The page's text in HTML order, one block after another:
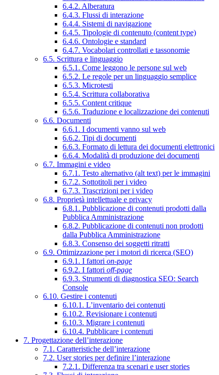
6.4.2. Alberatura
6.4.3. Flussi di interazione
6.4.4. Sistemi di navigazione
6.4.5. Tipologie di contenuto (content type)
6.4.6. Ontologie e standard
6.4.7. Vocabolari controllati e tassonomie
6.5. Scrittura e linguaggio
6.5.1. Come leggono le persone sul web
6.5.2. Le regole per un linguaggio semplice
6.5.3. Microtesti
6.5.4. Scrittura collaborativa
6.5.5. Content critique
6.5.6. Traduzione e localizzazione dei contenuti
6.6. Documenti
6.6.1. I documenti vanno sul web
6.6.2. Tipi di documenti
6.6.3. Formato di lettura dei documenti elettronici
6.6.4. Modalità di produzione dei documenti
6.7. Immagini e video
6.7.1. Testo alternativo (alt text) per le immagini
6.7.2. Sottotitoli per i video
6.7.3. Trascrizioni per i video
6.8. Proprietà intellettuale e privacy
6.8.1. Pubblicazione di contenuti prodotti dalla
Pubblica Amministrazione
6.8.2. Pubblicazione di contenuti non prodotti
dalla Pubblica Amministrazione
6.8.3. Consenso dei soggetti ritratti
6.9. Ottimizzazione per i motori di ricerca (SEO)
6.9.1. I fattori on-page
6.9.2. I fattori off-page
6.9.3. Strumenti di diagnostica SEO: Search
Console
6.10. Gestire i contenuti
6.10.1. L’inventario dei contenuti
6.10.2. Revisionare i contenuti
6.10.3. Migrare i contenuti
6.10.4. Pubblicare i contenuti
7. Progettazione dell’interazione
7.1. Caratteristiche dell’interazione
7.2. User stories per definire l’interazione
7.2.1. Differenza tra scenari e user stories